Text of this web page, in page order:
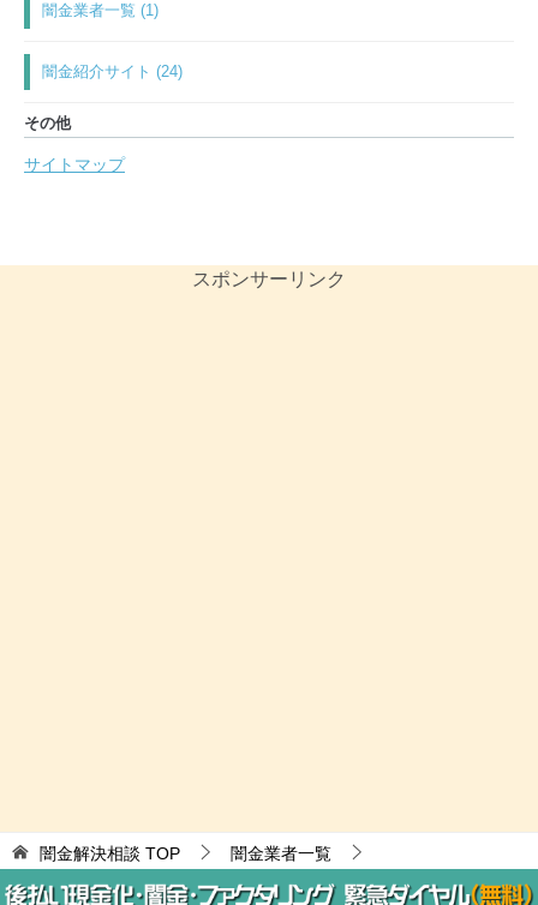
闇金業者一覧 (1)
闇金紹介サイト (24)
その他
サイトマップ
スポンサーリンク
闇金解決相談 TOP
闇金業者一覧
迷惑メール闇金
ALPINAは闇金